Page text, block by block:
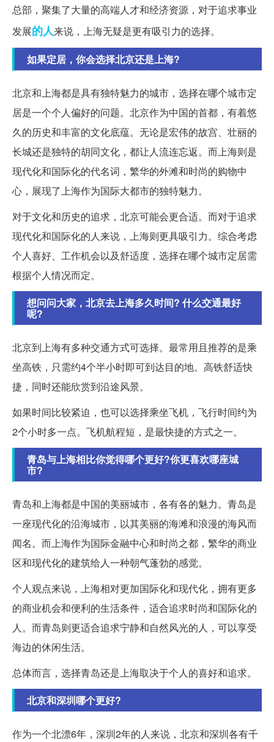
总部，聚集了大量的高端人才和经济资源，对于追求事业
发展的人来说，上海无疑是更有吸引力的选择。
如果定居，你会选择北京还是上海?
北京和上海都是具有独特魅力的城市，选择在哪个城市定
居是一个个人偏好的问题。北京作为中国的首都，有着悠
久的历史和丰富的文化底蕴。无论是宏伟的故宫、壮丽的
长城还是独特的胡同文化，都让人流连忘返。而上海则是
现代化和国际化的代名词，繁华的外滩和时尚的购物中
心，展现了上海作为国际大都市的独特魅力。
对于文化和历史的追求，北京可能会更合适。而对于追求
现代化和国际化的人来说，上海则更具吸引力。综合考虑
个人喜好、工作机会以及舒适度，选择在哪个城市定居需
根据个人情况而定。
想问问大家，北京去上海多久时间? 什么交通最好
呢?
北京到上海有多种交通方式可选择。最常用且推荐的是乘
坐高铁，只需约4个半小时即可到达目的地。高铁舒适快
捷，同时还能欣赏到沿途风景。
如果时间比较紧迫，也可以选择乘坐飞机，飞行时间约为
2个小时多一点。飞机航程短，是最快捷的方式之一。
青岛与上海相比你觉得哪个更好?你更喜欢哪座城
市?
青岛和上海都是中国的美丽城市，各有各的魅力。青岛是
一座现代化的沿海城市，以其美丽的海滩和浪漫的海风而
闻名。而上海作为国际金融中心和时尚之都，繁华的商业
区和现代化的建筑给人一种朝气蓬勃的感觉。
个人观点来说，上海相对更加国际化和现代化，拥有更多
的商业机会和便利的生活条件，适合追求时尚和国际化的
人。而青岛则更适合追求宁静和自然风光的人，可以享受
海边的休闲生活。
总体而言，选择青岛还是上海取决于个人的喜好和追求。
北京和深圳哪个更好?
作为一个北漂6年，深圳2年的人来说，北京和深圳各有千